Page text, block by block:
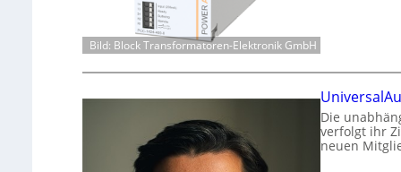
Bild: Block Transformatoren-Elektronik GmbH
Die
verfolgt ihr
neuen